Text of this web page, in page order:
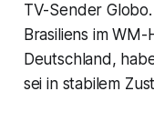
TV-Sender
Brasiliens im
Deutschland,
sei in stabilem